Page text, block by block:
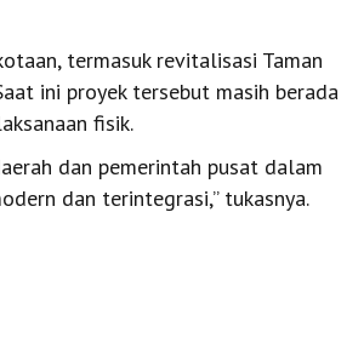
termasuk revitalisasi Taman
ini proyek tersebut masih berada
fisik.
dan pemerintah pusat dalam
dan terintegrasi,” tukasnya.